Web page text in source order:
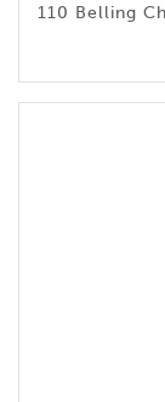
110 Belling